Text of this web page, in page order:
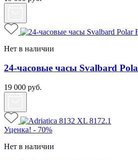
Нет в наличии
24-часовые часы Svalbard
19 000 руб.
Уценка! - 70%
Нет в наличии